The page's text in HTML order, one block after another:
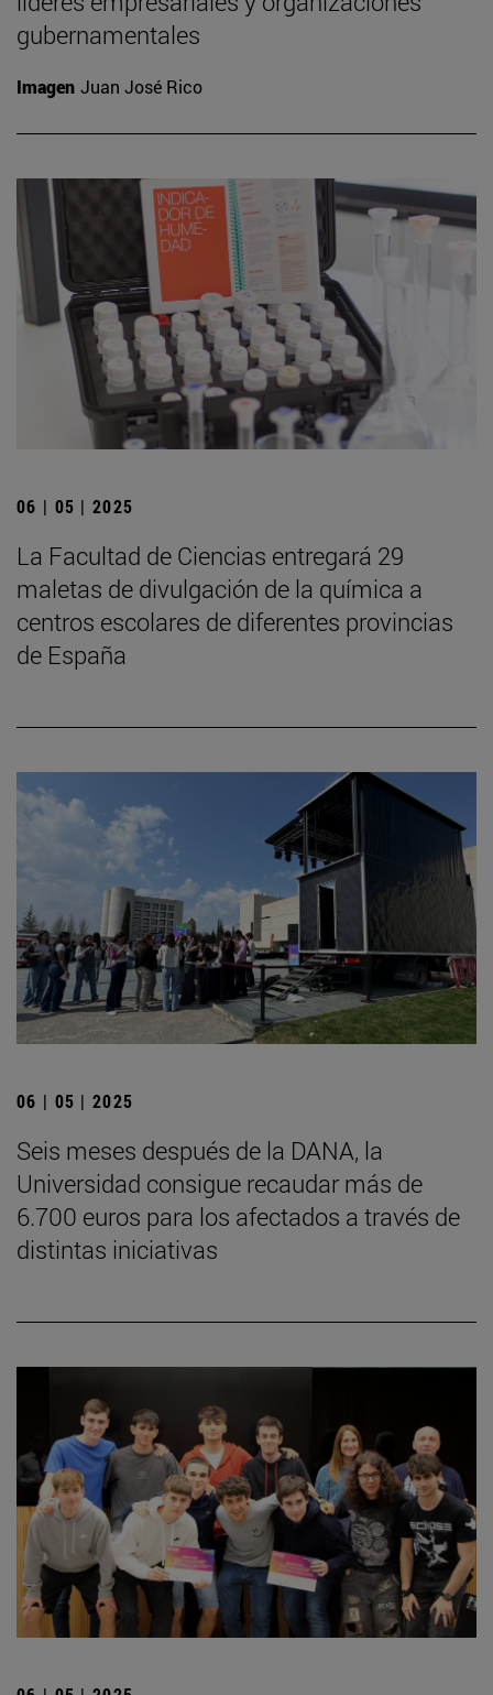
gubernamentales
Imagen Juan José Rico
06 | 05 | 2025
La Facultad de Ciencias entregará 29
maletas de divulgación de la química a
centros escolares de diferentes provincias
de España
06 | 05 | 2025
Seis meses después de la DANA, la
Universidad consigue recaudar más de
6.700 euros para los afectados a través de
distintas iniciativas